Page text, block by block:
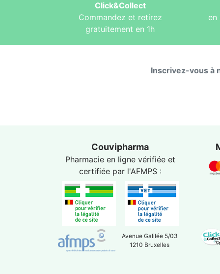
Click&Collect
Commandez et retirez
gratuitement en 1h
en
Inscrivez-vous à
Couvipharma
Pharmacie en ligne vérifiée et
certifiée par l'AFMPS:
Avenue Galilée 5/03
1210 Bruxelles